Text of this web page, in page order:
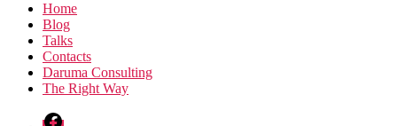
Home
Blog
Talks
Contacts
Daruma Consulting
The Right Way
fb